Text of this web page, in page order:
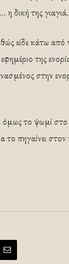
η δική της γιαγιά.
είδε κάτω από
της
στην
όμως το ψωμί
πηγαίνει